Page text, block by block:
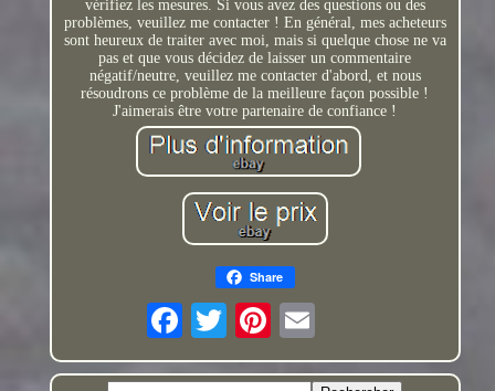
vérifiez les mesures. Si vous avez des questions ou des
problèmes, veuillez me contacter ! En général, mes acheteurs
sont heureux de traiter avec moi, mais si quelque chose ne va
pas et que vous décidez de laisser un commentaire
négatif/neutre, veuillez me contacter d'abord, et nous
résoudrons ce problème de la meilleure façon possible !
J'aimerais être votre partenaire de confiance !
Share